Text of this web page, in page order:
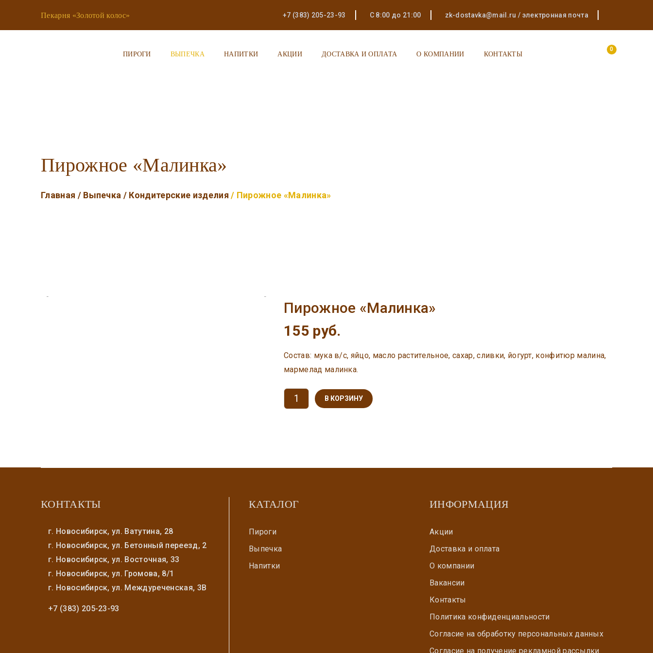
Пекарня «Золотой колос» +7 (383) 205-23-93 С 8:00 до 21:00 zk-dostavka@mail.ru / электронная почта
ПИРОГИ ВЫПЕЧКА НАПИТКИ АКЦИИ ДОСТАВКА И ОПЛАТА О КОМПАНИИ КОНТАКТЫ
0
Пирожное «Малинка»
Главная / Выпечка / Кондитерские изделия / Пирожное «Малинка»
Пирожное «Малинка»
155 руб.
Состав: мука в/с, яйцо, масло растительное, сахар, сливки, йогурт, конфитюр малина,
мармелад малинка.
В КОРЗИНУ
КОНТАКТЫ
г. Новосибирск, ул. Ватутина, 28
г. Новосибирск, ул. Бетонный переезд, 2
г. Новосибирск, ул. Восточная, 33
г. Новосибирск, ул. Громова, 8/1
г. Новосибирск, ул. Междуреченская, 3В
+7 (383) 205-23-93
КАТАЛОГ
Пироги
Выпечка
Напитки
ИНФОРМАЦИЯ
Акции
Доставка и оплата
О компании
Вакансии
Контакты
Политика конфиденциальности
Согласие на обработку персональных данных
Согласие на получение рекламной рассылки